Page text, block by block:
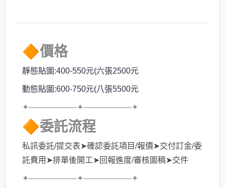
🔶價格
靜態貼圖:400-550元(六張2500元
動態貼圖:600-750元(八張5500元
✦——————✦——————✦
🔶委託流程
私訊委託/提交表➤確認委託項目/報價➤交付訂金/委
託費用➤排單後開工➤回報進度/審核圖稿➤交件
✦——————✦——————✦